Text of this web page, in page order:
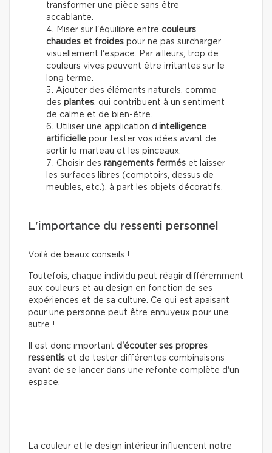
transformer une pièce sans être
accablante.
Miser sur l'équilibre entre couleurs
chaudes et froides pour ne pas surcharger
visuellement l'espace. Par ailleurs, trop de
couleurs vives peuvent être irritantes sur le
long terme.
Ajouter des éléments naturels, comme
des plantes, qui contribuent à un sentiment
de calme et de bien-être.
Utiliser une application d’intelligence
artificielle pour tester vos idées avant de
sortir le marteau et les pinceaux.
Choisir des rangements fermés et laisser
les surfaces libres (comptoirs, dessus de
meubles, etc.), à part les objets décoratifs.
L'importance du ressenti personnel
Voilà de beaux conseils !
Toutefois, chaque individu peut réagir différemment
aux couleurs et au design en fonction de ses
expériences et de sa culture. Ce qui est apaisant
pour une personne peut être ennuyeux pour une
autre !
Il est donc important d'écouter ses propres
ressentis et de tester différentes combinaisons
avant de se lancer dans une refonte complète d'un
espace.
La couleur et le design intérieur influencent notre